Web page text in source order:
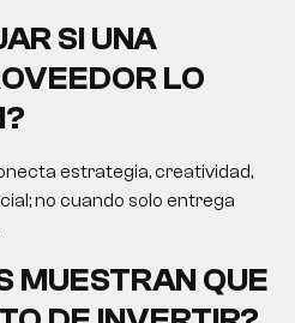
SI UNA
LO
estrategia, creatividad,
no cuando solo entrega
MUESTRAN QUE